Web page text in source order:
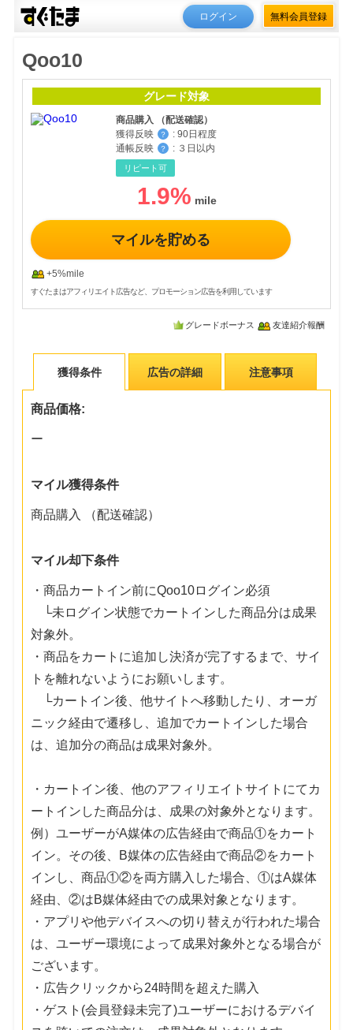
ログイン 無料会員登録
Qoo10
グレード対象
商品購入 （配送確認）
獲得反映
？ : 90日程度
通帳反映
？ : ３日以内
リピート可
1.9%
マイルを貯める
+5%mile
すぐたまはアフィリエイト広告など、プロモーション広告を利用しています
グレードボーナス 友達紹介報酬
獲得条件 広告の詳細 注意事項
商品価格:
ー
マイル獲得条件
商品購入 （配送確認）
マイル却下条件
・商品カートイン前にQoo10ログイン必須
└未ログイン状態でカートインした商品分は成果
対象外。
・商品をカートに追加し決済が完了するまで、サイ
トを離れないようにお願いします。
└カートイン後、他サイトへ移動したり、オーガ
ニック経由で遷移し、追加でカートインした場合
は、追加分の商品は成果対象外。
・カートイン後、他のアフィリエイトサイトにてカ
ートインした商品分は、成果の対象外となります。
例）ユーザーがA媒体の広告経由で商品①をカート
イン。その後、B媒体の広告経由で商品②をカート
インし、商品①②を両方購入した場合、①はA媒体
経由、②はB媒体経由での成果対象となります。
・アプリや他デバイスへの切り替えが行われた場合
は、ユーザー環境によって成果対象外となる場合が
ございます。
・広告クリックから24時間を超えた購入
・ゲスト(会員登録未完了)ユーザーにおけるデバイ